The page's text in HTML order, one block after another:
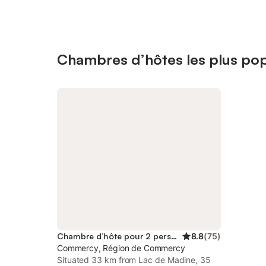
Chambres d’hôtes les plus
Chambre d’hôte pour 2 personnes 8.8(75)
Commercy, Région de Commercy
Situated 33 km from Lac de Madine, 35